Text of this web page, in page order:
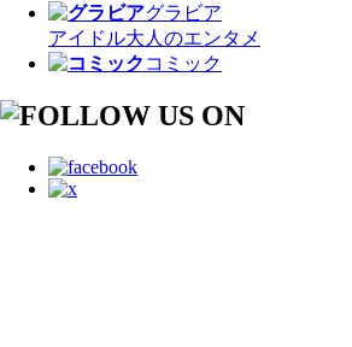
グラビア
アイドル大人のエンタメ
コミック